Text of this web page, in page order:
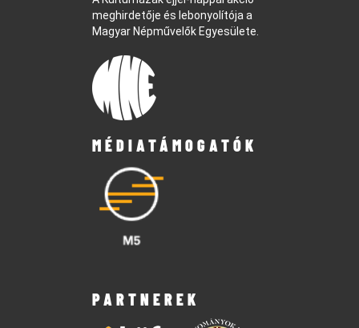
meghirdetője és lebonyolítója a
Magyar Népművelők Egyesülete.
MÉDIATÁMOGATÓK
PARTNEREK